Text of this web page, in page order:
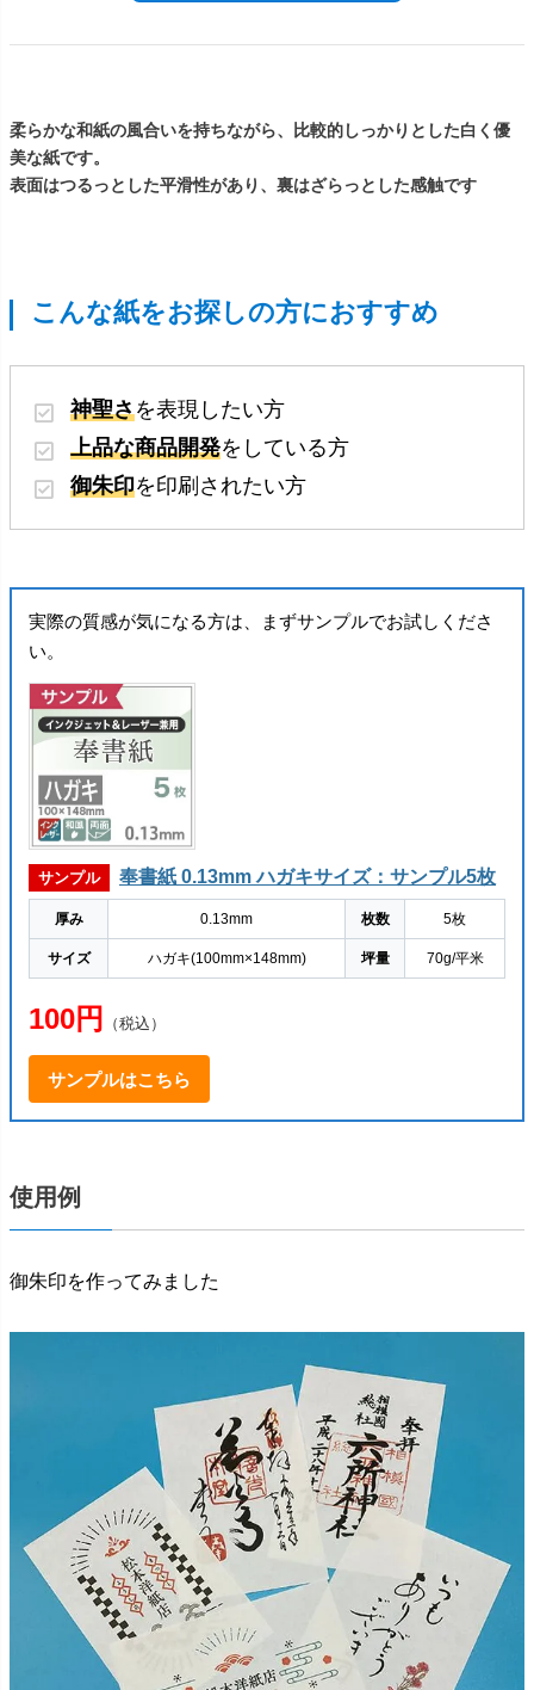
柔らかな和紙の風合いを持ちながら、比較的しっかりとした白く優
美な紙です。
表面はつるっとした平滑性があり、裏はざらっとした感触です
こんな紙をお探しの方におすすめ
神聖さを表現したい方
上品な商品開発をしている方
御朱印を印刷されたい方
実際の質感が気になる方は、まずサンプルでお試しくださ
い。
サンプル 奉書紙 0.13mm ハガキサイズ：サンプル5枚
厚み 0.13mm 枚数 5枚
サイズ ハガキ(100mm×148mm) 坪量 70g/平米
100円 （税込）
サンプルはこちら
使用例
御朱印を作ってみました